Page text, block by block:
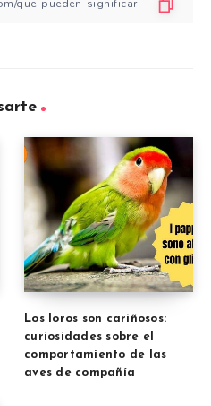
Los loros son cariñosos:
curiosidades sobre el
comportamiento de las
aves de compañía